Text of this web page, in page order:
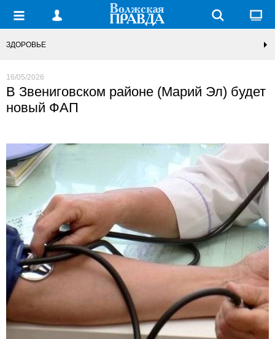
ЗДОРОВЬЕ
16/05/2026
В Звениговском районе (Марий Эл) будет
новый ФАП